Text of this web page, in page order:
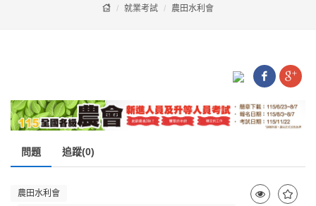
就業考試 農田水利會
問題 追蹤(0)
農田水利會